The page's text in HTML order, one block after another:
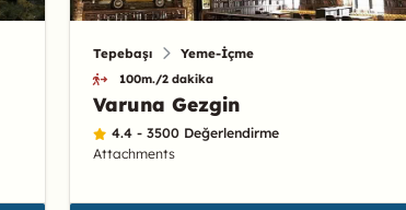
Tepebaşı Yeme-İçme
100m./2 dakika
Varuna Gezgin
4.4 - 3500 Değerlendirme
Attachments